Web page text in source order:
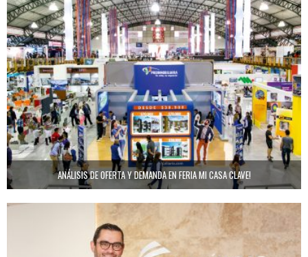
ANÁLISIS DE OFERTA Y DEMANDA EN FERIA MI CASA CLAVE!